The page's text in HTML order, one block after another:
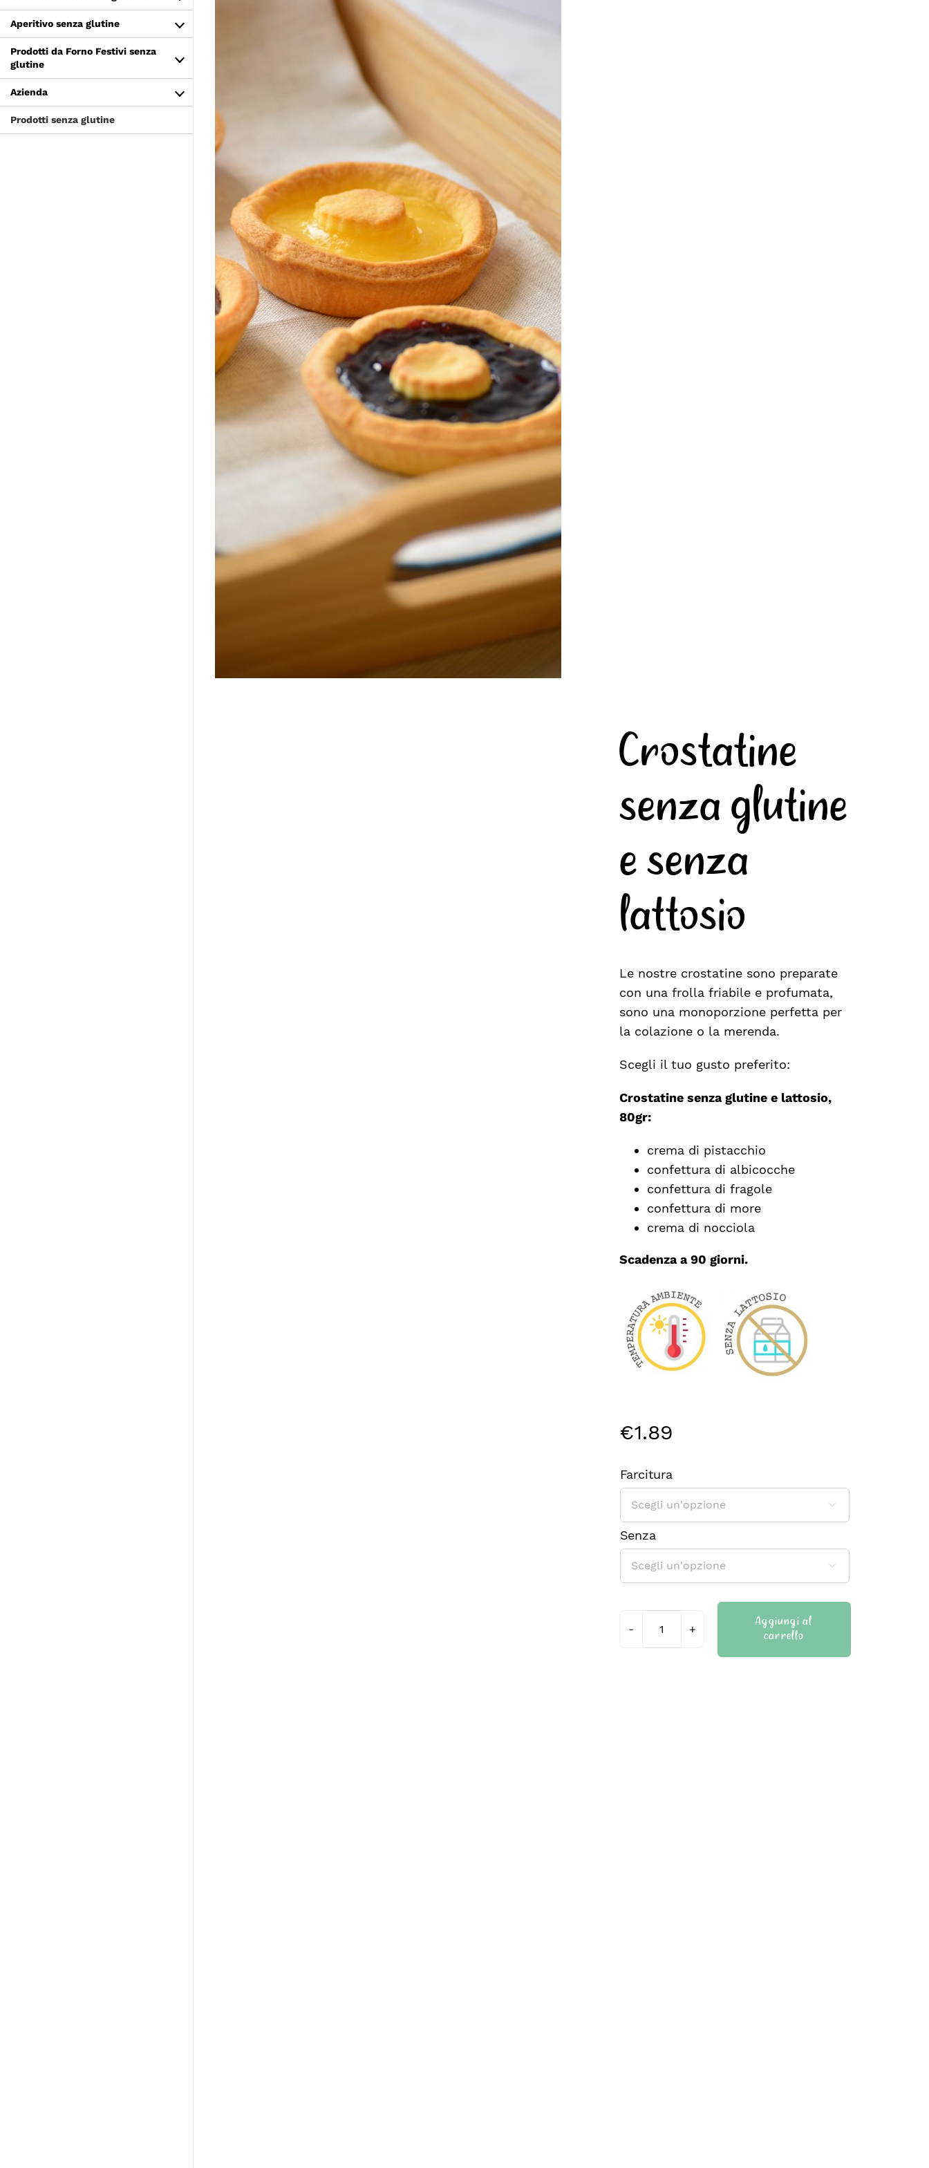
Aperitivo senza glutine
Prodotti da Forno Festivi senza
glutine
Azienda
Prodotti senza glutine
Crostatine
senza glutine
e senza
lattosio
Le nostre crostatine sono preparate
con una frolla friabile e profumata,
sono una monoporzione perfetta per
la colazione o la merenda.
Scegli il tuo gusto preferito:
Crostatine senza glutine e lattosio,
80gr:
crema di pistacchio
confettura di albicocche
confettura di fragole
confettura di more
crema di nocciola
Scadenza a 90 giorni.
€1.89
Farcitura

Senza

Crostatine
Aggiungi al
carrello